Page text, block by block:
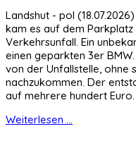
Landshut - pol
kam es auf dem
Verkehrsunfall. Ein
einen geparkten 3er
von der Unfallstelle, ohne
nachzukommen. Der
auf mehrere hundert Euro.
Weiterlesen ...